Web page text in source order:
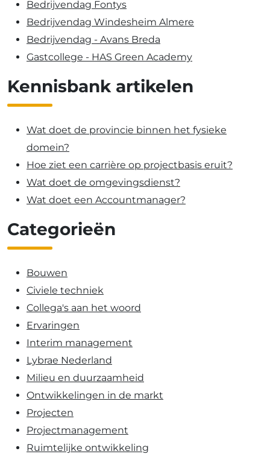
Bedrijvendag Fontys
Bedrijvendag Windesheim Almere
Bedrijvendag - Avans Breda
Gastcollege - HAS Green Academy
Kennisbank artikelen
Wat doet de provincie binnen het fysieke
domein?
Hoe ziet een carrière op projectbasis eruit?
Wat doet de omgevingsdienst?
Wat doet een Accountmanager?
Categorieën
Bouwen
Civiele techniek
Collega's aan het woord
Ervaringen
Interim management
Lybrae Nederland
Milieu en duurzaamheid
Ontwikkelingen in de markt
Projecten
Projectmanagement
Ruimtelijke ontwikkeling